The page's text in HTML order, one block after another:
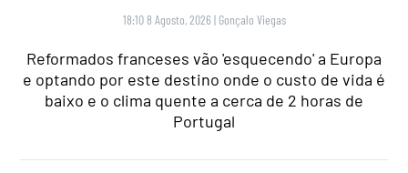
18:10 8 Agosto, 2026 | Gonçalo Viegas
Reformados franceses vão 'esquecendo' a Europa
e optando por este destino onde o custo de vida é
baixo e o clima quente a cerca de 2 horas de
Portugal